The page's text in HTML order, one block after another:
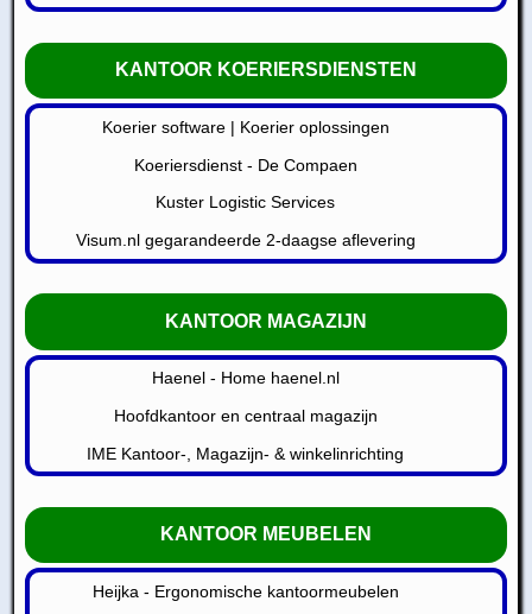
KANTOOR KOERIERSDIENSTEN
Koerier software | Koerier oplossingen
Koeriersdienst - De Compaen
Kuster Logistic Services
Visum.nl gegarandeerde 2-daagse aflevering
KANTOOR MAGAZIJN
Haenel - Home haenel.nl
Hoofdkantoor en centraal magazijn
IME Kantoor-, Magazijn- & winkelinrichting
KANTOOR MEUBELEN
Heijka - Ergonomische kantoormeubelen